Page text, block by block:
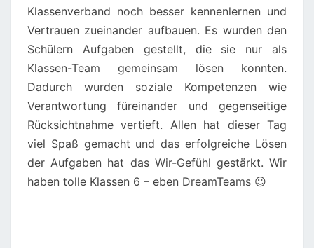
Klassenverband noch besser kennenlernen und
Vertrauen zueinander aufbauen. Es wurden den
Schülern Aufgaben gestellt, die sie nur als
Klassen-Team gemeinsam lösen konnten.
Dadurch wurden soziale Kompetenzen wie
Verantwortung füreinander und gegenseitige
Rücksichtnahme vertieft. Allen hat dieser Tag
viel Spaß gemacht und das erfolgreiche Lösen
der Aufgaben hat das Wir-Gefühl gestärkt. Wir
haben tolle Klassen 6 – eben DreamTeams 😉